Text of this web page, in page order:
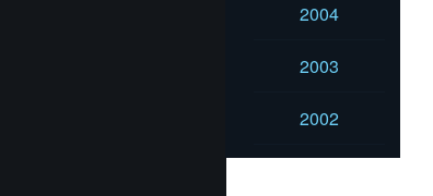
2004
2003
2002